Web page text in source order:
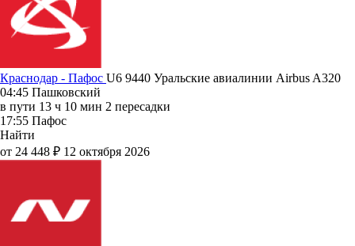
Краснодар - Пафос U6 9440 Уральские авиалинии Airbus A320
04:45 Пашковский
в пути 13 ч 10 мин 2 пересадки
17:55 Пафос
Найти
от 24 448 ₽ 12 октября 2026